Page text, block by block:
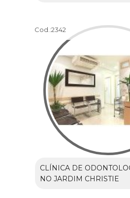
Cod.:2342
CLÍNICA DE
NO JARDIM CHRISTIE